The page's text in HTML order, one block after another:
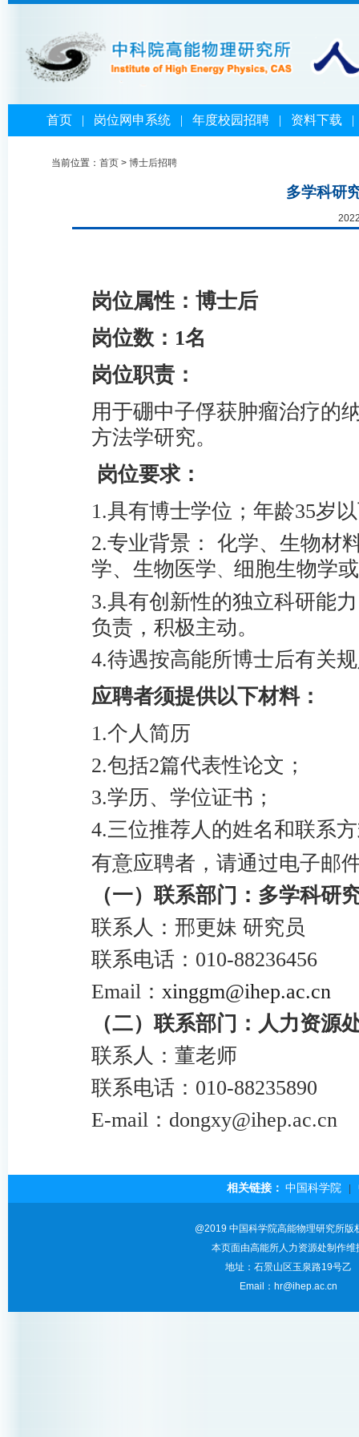
首页| 岗位网申系统| 年度校园招聘| 资料下载
当前位置： 首页 > 博士后招聘
多学科研
岗位属性：博士后
岗位数： 1名
岗位职责：
用于硼中子俘获肿瘤治疗的
方法学研究。
岗位要求：
1.具有博士学位；年龄35岁
2.专业背景： 化学、生物材
学、生物医学、 细胞生物学
3.具有创新性的独立科研能
负责，积极主动。
4.待遇按高能所博士后有关
应聘者须提供以下材料：
1.个人简历
2.包括2篇代表性论文；
3.学历、学位证书；
4.三位推荐人的姓名和联系
有意应聘者，请通过电子
（一）联系部门：多学科研
联系人：邢更妹 研究员
联系电话： 010-88236456
Email： xinggm@ihep.ac.cn
（二）联系部门：人力资源
联系人：董老师
联系电话： 010-88235890
E-mail： dongxy@ihep.ac.cn
相关链接： 中国科学院
@2019 中国科学院高能物理研究所版
本页面由高能所人力资源处制作维
地址：石景山区玉泉路19号乙
Email：hr@ihep.ac.cn